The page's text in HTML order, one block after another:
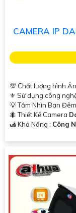
CAMERA IP
💯 Chất lượng hình
⚜️ Sử dụng công
💡 Tầm Nhìn Ban
🐜 Thiết Kế Camera
️🛃 Khả Năng : Công